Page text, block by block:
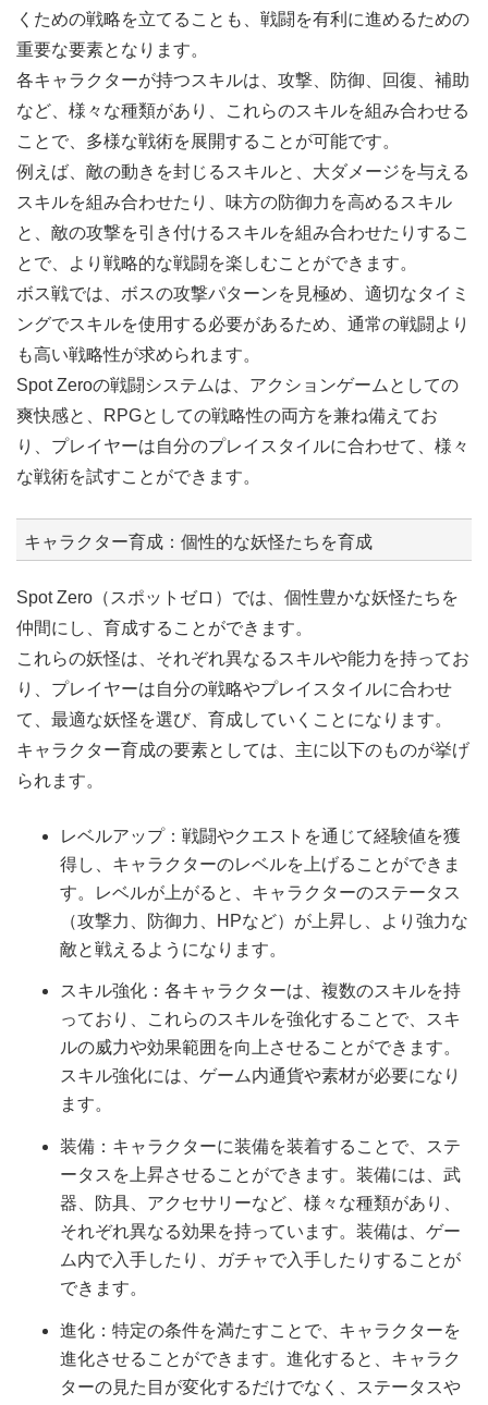
くための戦略を立てることも、戦闘を有利に進めるための
重要な要素となります。
各キャラクターが持つスキルは、攻撃、防御、回復、補助
など、様々な種類があり、これらのスキルを組み合わせる
ことで、多様な戦術を展開することが可能です。
例えば、敵の動きを封じるスキルと、大ダメージを与える
スキルを組み合わせたり、味方の防御力を高めるスキル
と、敵の攻撃を引き付けるスキルを組み合わせたりするこ
とで、より戦略的な戦闘を楽しむことができます。
ボス戦では、ボスの攻撃パターンを見極め、適切なタイミ
ングでスキルを使用する必要があるため、通常の戦闘より
も高い戦略性が求められます。
Spot Zeroの戦闘システムは、アクションゲームとしての
爽快感と、RPGとしての戦略性の両方を兼ね備えてお
り、プレイヤーは自分のプレイスタイルに合わせて、様々
な戦術を試すことができます。
キャラクター育成：個性的な妖怪たちを育成
Spot Zero（スポットゼロ）では、個性豊かな妖怪たちを
仲間にし、育成することができます。
これらの妖怪は、それぞれ異なるスキルや能力を持ってお
り、プレイヤーは自分の戦略やプレイスタイルに合わせ
て、最適な妖怪を選び、育成していくことになります。
キャラクター育成の要素としては、主に以下のものが挙げ
られます。
レベルアップ：戦闘やクエストを通じて経験値を獲
得し、キャラクターのレベルを上げることができま
す。レベルが上がると、キャラクターのステータス
（攻撃力、防御力、HPなど）が上昇し、より強力な
敵と戦えるようになります。
スキル強化：各キャラクターは、複数のスキルを持
っており、これらのスキルを強化することで、スキ
ルの威力や効果範囲を向上させることができます。
スキル強化には、ゲーム内通貨や素材が必要になり
ます。
装備：キャラクターに装備を装着することで、ステ
ータスを上昇させることができます。装備には、武
器、防具、アクセサリーなど、様々な種類があり、
それぞれ異なる効果を持っています。装備は、ゲー
ム内で入手したり、ガチャで入手したりすることが
できます。
進化：特定の条件を満たすことで、キャラクターを
進化させることができます。進化すると、キャラク
ターの見た目が変化するだけでなく、ステータスや